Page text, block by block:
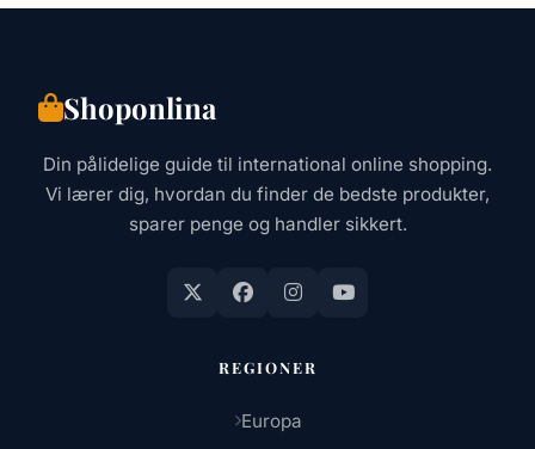
TIPS
Shoponlina
Din pålidelige guide til international online shopping.
Vi lærer dig, hvordan du finder de bedste produkter,
sparer penge og handler sikkert.
REGIONER
Europa